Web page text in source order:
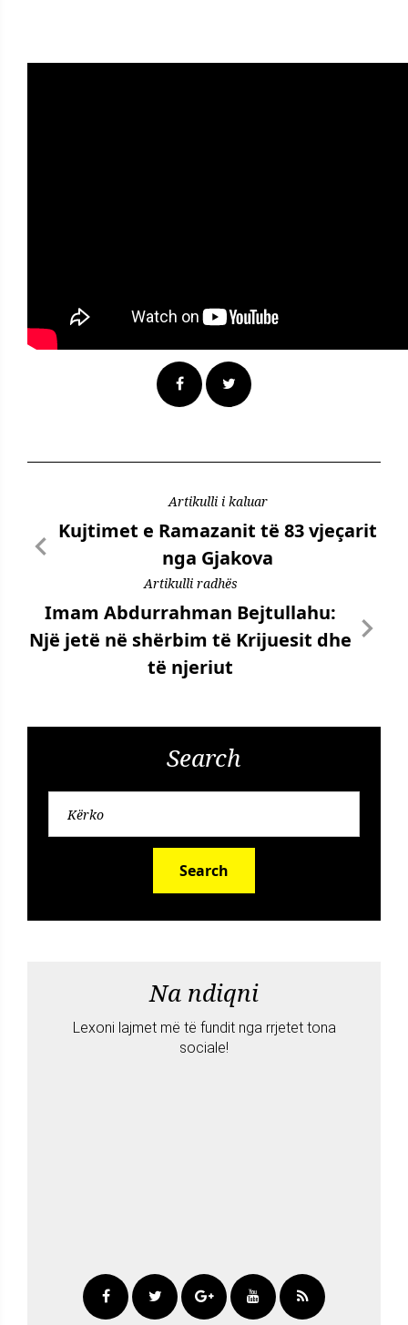
Artikulli i kaluar
Kujtimet e Ramazanit të 83 vjeçarit
nga Gjakova
Artikulli radhës
Imam Abdurrahman Bejtullahu:
Një jetë në shërbim të Krijuesit dhe
të njeriut
Search
Search
Na ndiqni
Lexoni lajmet më të fundit nga rrjetet tona
sociale!